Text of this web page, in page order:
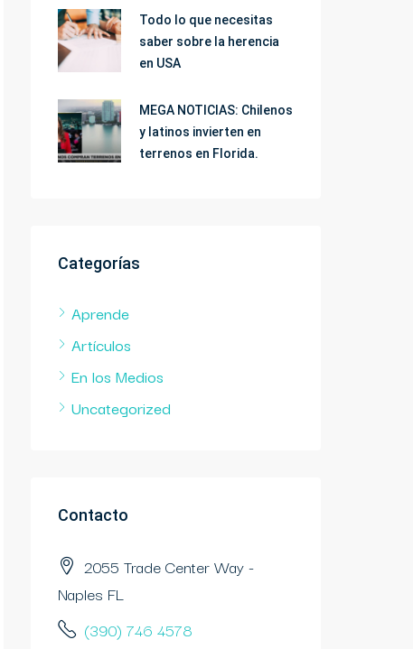
Todo lo que necesitas
saber sobre la herencia
en USA
MEGA NOTICIAS: Chilenos
y latinos invierten en
terrenos en Florida.
Categorías
Aprende
Artículos
En los Medios
Uncategorized
Contacto
2055 Trade Center Way -
Naples FL
(390) 746 4578